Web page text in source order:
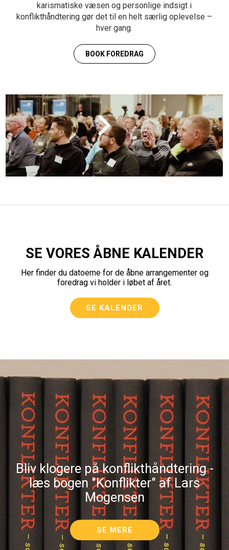
karismatiske væsen og personlige indsigt i
konflikthåndtering gør det til en helt særlig oplevelse –
hver gang.
BOOK FOREDRAG
SE VORES ÅBNE KALENDER
Her finder du datoerne for de åbne arrangementer og
foredrag vi holder i løbet af året.
SE KALENDER
Bliv klogere på konflikthåndtering -
læs bogen "Konflikter" af Lars
Mogensen
SE MERE